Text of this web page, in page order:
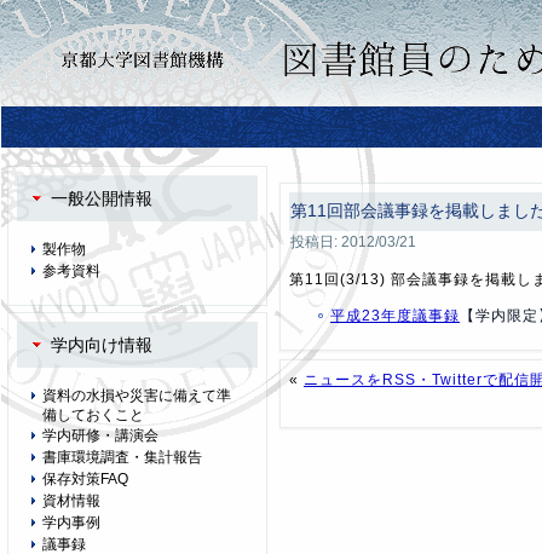
一般公開情報
製作物
参考資料
学内向け情報
資料の水損や災害に備えて準
備しておくこと
学内研修・講演会
書庫環境調査・集計報告
保存対策FAQ
資材情報
学内事例
議事録
第11回部会議事録を掲載しまし
投稿日: 2012/03/21
第11回(3/13) 部会議事録を掲載し
平成23年度議事録 【学内限
« ニュースをRSS・Twitterで配信